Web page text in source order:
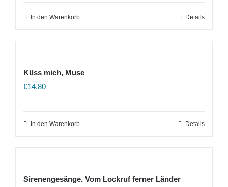
In den Warenkorb Details
Küss mich, Muse
€14.80
In den Warenkorb Details
Sirenengesänge. Vom Lockruf ferner Länder